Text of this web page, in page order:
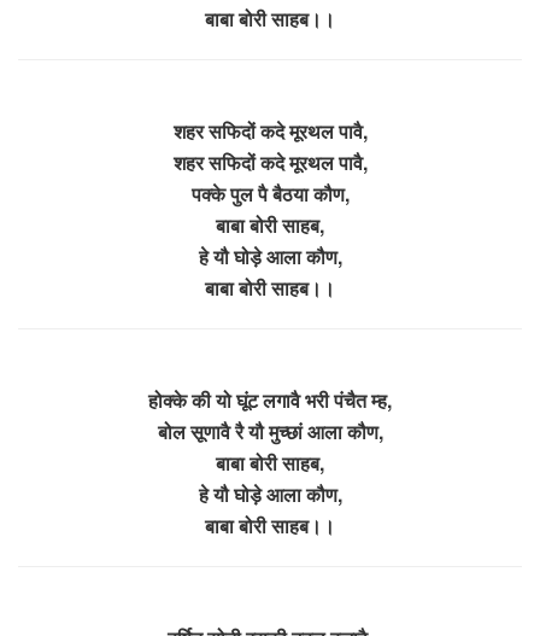
बाबा बोरी साहब।।
शहर सफिदों कदे मूरथल पावै,
शहर सफिदों कदे मूरथल पावै,
पक्के पुल पै बैठया कौण,
बाबा बोरी साहब,
हे यौ घोड़े आला कौण,
बाबा बोरी साहब।।
होक्के की यो घूंट लगावै भरी पंचैत म्ह,
बोल सूणावै रै यौ मुच्छां आला कौण,
बाबा बोरी साहब,
हे यौ घोड़े आला कौण,
बाबा बोरी साहब।।